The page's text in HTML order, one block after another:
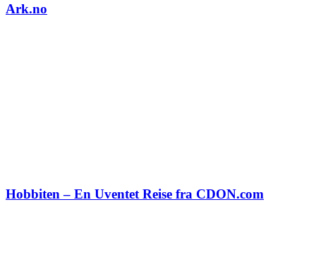
Ark.no
Hobbiten – En Uventet Reise fra CDON.com